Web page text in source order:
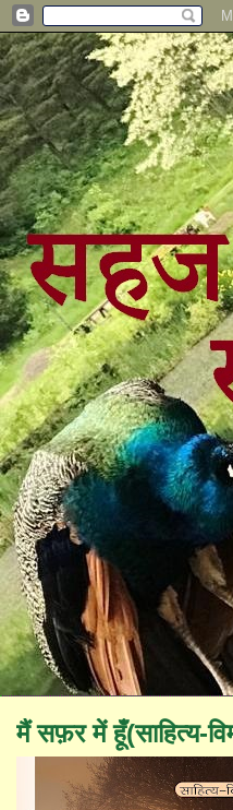
मैं सफ़र में हूँ(साहित्य-